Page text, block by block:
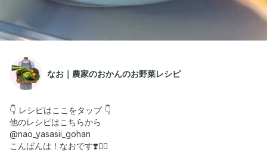
なお｜農家のおかんのお野菜レシピ
👇 レシピはここをタップ 👇
他のレシピはこちらから
@nao_yasasii_gohan
こんばんは！なおです❣️🙇‍♀️